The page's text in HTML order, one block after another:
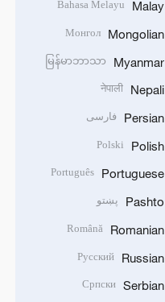
Malay
Bahasa Melayu
Mongolian
Монгол
Myanmar
မြန်မာဘာသာ
Nepali
नेपाली
Persian فارسی
Polish
Polski
Portuguese
Português
Pashto پښتو
Romanian
Română
Russian
Русский
Serbian
Српски